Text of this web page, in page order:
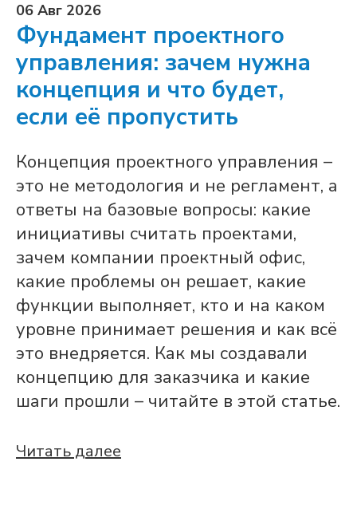
06 Авг 2026
Фундамент проектного
управления: зачем нужна
концепция и что будет,
если её пропустить
Концепция проектного управления –
это не методология и не регламент, а
ответы на базовые вопросы: какие
инициативы считать проектами,
зачем компании проектный офис,
какие проблемы он решает, какие
функции выполняет, кто и на каком
уровне принимает решения и как всё
это внедряется. Как мы создавали
концепцию для заказчика и какие
шаги прошли – читайте в этой статье.
Читать далее